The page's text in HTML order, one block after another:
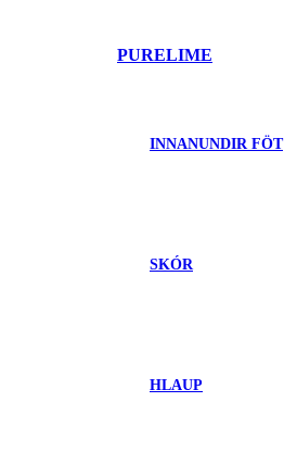
PURELIME
INNANUNDIR FÖT
SKÓR
HLAUP